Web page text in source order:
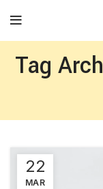
Tag
22
MAR